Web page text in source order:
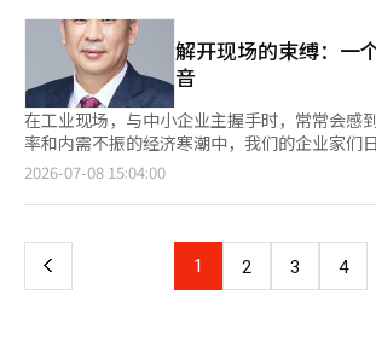
体实力的动态“喷泉效应”的强大动力。民间
除陈旧规制，正是重拾失去的经济活力之举。 发现并修正大型公
共机构的纠缠规制绝非易事。感谢企划财政部
下手中的行政便利，首先向中小企业伸出“共
制的发掘不应止于一次性事件。监察员将不断
至其他机构和政府部门。我们将致力于在规制
我们的企业真正获得活力，让韩国的心脏重新
电设备等配套设施，仅仅拥有GPU和半导体并
力。” 未来，企业的生产能力不仅依赖于个别企业的技术和设
备，还将大大依赖于社会构建的电力网、数据
供的基础。 因此，金室长认为，国家的任务不是直接制造半导体
或运营AI服务，而是组织电力、数据、计算基
使其作为一个生产体系运作。 金室长表示：“如果社会投入巨额
成本和制度能力形成特定的生产能力，就需要
成果与社会贡献联系起来。”他强调：“重要的
准确率。大部分分析在1分钟内完成，最大限度
延迟。 此外，还为安全负责人提供了“单视图（One-View）”功
能。该功能通过AI分析和威胁检测技术，整合
依据、发生记录和风险等级，支持快速响应。 KT企业服务总部总
经理郑明俊（音）表示：“随着通过邮件进行
化，保护公共机构的重要信息的前瞻性应对至
获得国内首个CSAP认证的AI邮件安全服务，为
供优化的安全环境，积极支持安全的数字化转
人工智能（AI）系统翻译与编辑。
60.2%。 这比上半年支出目标395.8万亿韩元（60.2%）超出20.8
万亿韩元。重点管理项目的支出也达到了24.9
72.3%），超过了上半年目标（24.1万亿韩元）。 在民生经
域，地方爱心商品券的发行支持为9481亿韩元
券支出5790亿韩元，小商户支持和应对高物价
过80%。 追加预算的支出也超出目标。在快速支出管理目标的
10.5万亿韩元中，已支出9.2万亿韩元，超出上
元）2000亿韩元。高油价负担缓解项目支出
出率97.2%），民生稳定项目支出1.6706万亿
自4月10日追加预算确定以来，81天内已支出
87.4%。 任副部长表示：“今年上半年，尽管以半导体为中心的出
解开现场的束缚：一
音
在工业现场，与中小企业主握手时，常常会感
率和内需不振的经济寒潮中，我们的企业家们
全力克服危机。然而，他们在现场所表达的最
壁垒”。 一家中小企业经过数年的努力，开发出世界级的创新技
求，连采购市场的门槛都无法跨越。对刚刚起
去的交货业绩，实际上是对市场准入的彻底封
2026-07-08 15:04:00
上
页
1 2 3 4